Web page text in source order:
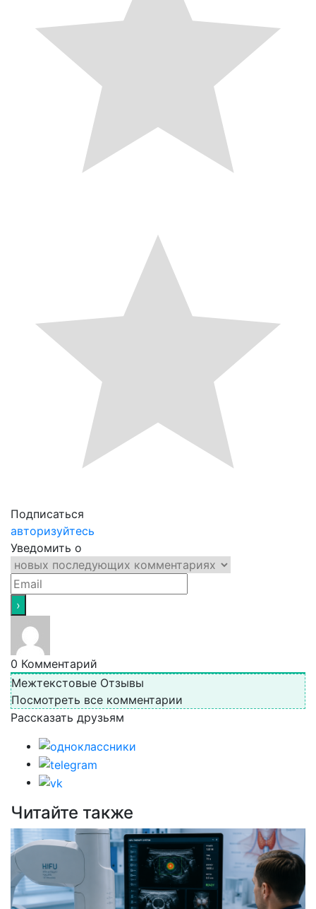
Подписаться
авторизуйтесь
Уведомить о
0 Комментарий
Межтекстовые Отзывы
Посмотреть все комментарии
Рассказать друзьям
Читайте также